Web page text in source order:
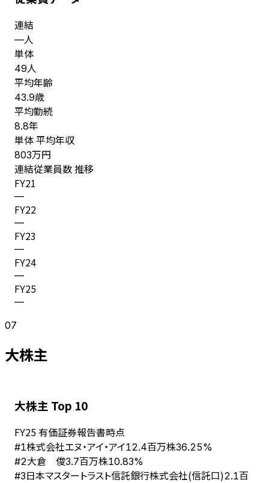
連結
—人
単体
49人
平均年齢
43.9歳
平均勤続
8.8年
単体 平均年収
803万円
連結従業員数 推移
FY21
—
FY22
—
FY23
—
FY24
—
FY25
—
07
大株主
大株主 Top 10
FY25 有価証券報告書時点
#1株式会社エヌ・アイ・アイ12.4百万株36.25%
#2大倉 俊3.7百万株10.83%
#3日本マスタートラスト信託銀行株式会社(信託口)2.1百